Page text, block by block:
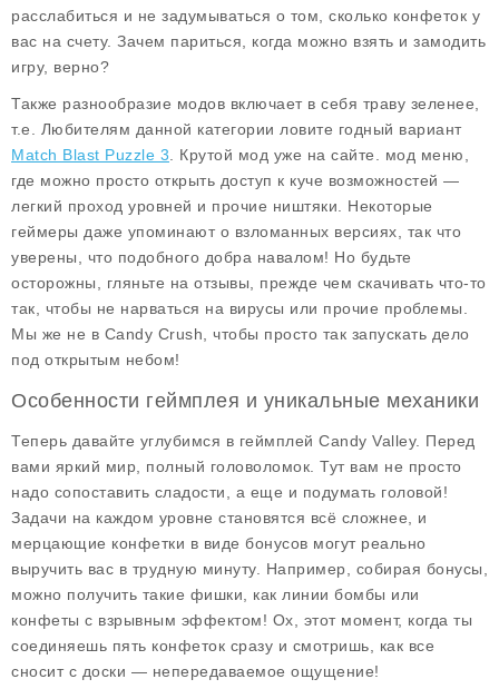
расслабиться и не задумываться о том, сколько конфеток у
вас на счету. Зачем париться, когда можно взять и замодить
игру, верно?
Также разнообразие модов включает в себя траву зеленее,
т.е. Любителям данной категории ловите годный вариант
Match Blast Puzzle 3 . Крутой мод уже на сайте. мод меню
где можно просто открыть доступ к куче возможностей —
легкий проход уровней и прочие ништяки. Некоторые
геймеры даже упоминают о взломанных версиях , так что
уверены, что подобного добра навалом! Но будьте
осторожны, гляньте на отзывы, прежде чем скачивать что-то
так, чтобы не нарваться на вирусы или прочие проблемы.
Мы же не в Candy Crush, чтобы просто так запускать дело
под открытым небом!
Особенности геймплея и уникальные механики
Теперь давайте углубимся в геймплей Candy Valley. Перед
вами яркий мир, полный головоломок. Тут вам не просто
надо сопоставить сладости, а еще и подумать головой!
Задачи на каждом уровне становятся всё сложнее, и
мерцающие конфетки в виде бонусов могут реально
выручить вас в трудную минуту. Например, собирая бонусы,
можно получить такие фишки, как линии бомбы или
конфеты с взрывным эффектом! Ох, этот момент, когда ты
соединяешь пять конфеток сразу и смотришь, как все
сносит с доски — непередаваемое ощущение!